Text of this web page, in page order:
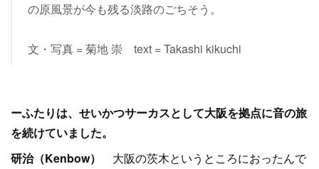
の原風景が今も残る淡路のごちそう。
文・写真 = 菊地 崇 text = Takashi kikuchi
ーふたりは、せいかつサーカスとして大阪を拠点に音の旅
を続けていました。
研治（Kenbow） 大阪の茨木というところにおったんで